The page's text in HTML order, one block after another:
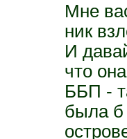
Мне
ник
И
что
ББП -
была б